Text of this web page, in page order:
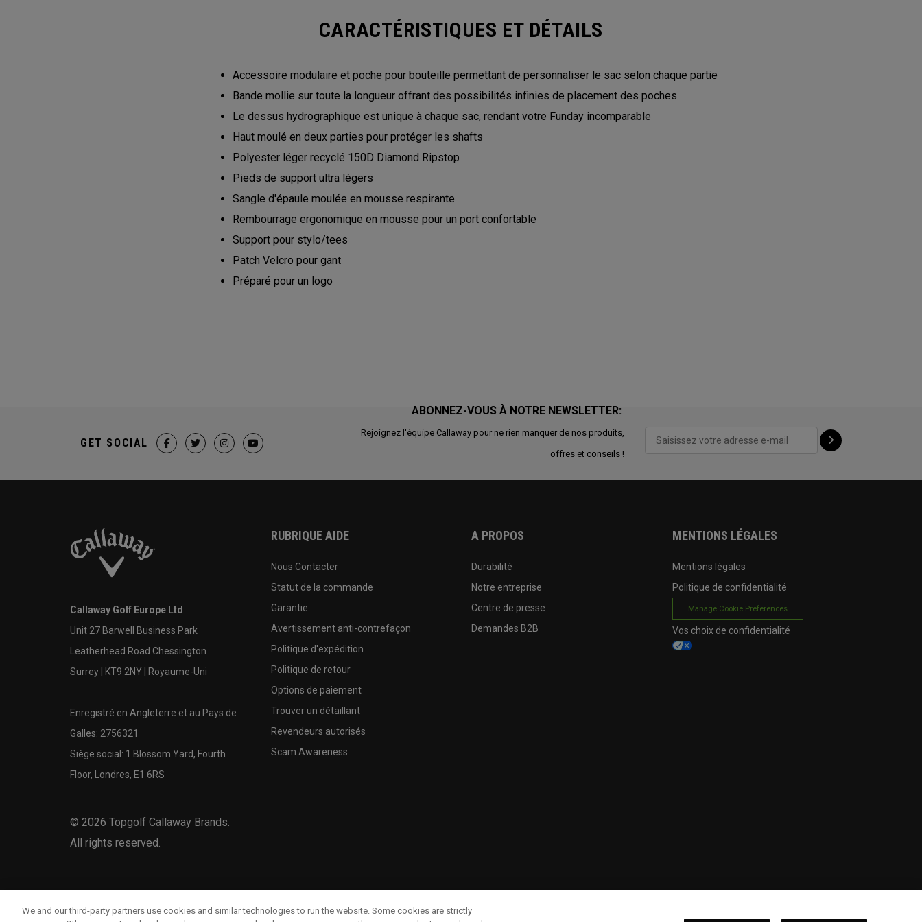
CARACTÉRISTIQUES ET DÉTAILS
Accessoire modulaire et poche pour bouteille permettant de personnaliser le sac selon chaque partie
Bande mollie sur toute la longueur offrant des possibilités infinies de placement des poches
Le dessus hydrographique est unique à chaque sac, rendant votre Funday incomparable
Haut moulé en deux parties pour protéger les shafts
Polyester léger recyclé 150D Diamond Ripstop
Pieds de support ultra légers
Sangle d'épaule moulée en mousse respirante
Rembourrage ergonomique en mousse pour un port confortable
Support pour stylo/tees
Patch Velcro pour gant
Préparé pour un logo
ABONNEZ-VOUS À NOTRE NEWSLETTER:
Rejoignez l'équipe Callaway pour ne rien manquer de nos produits,
offres et conseils !
GET SOCIAL
Callaway Golf Europe Ltd
Unit 27 Barwell Business Park
Leatherhead Road Chessington
Surrey | KT9 2NY | Royaume-Uni
Enregistré en Angleterre et au Pays de
Galles: 2756321
Siège social: 1 Blossom Yard, Fourth
Floor, Londres, E1 6RS
© 2026 Topgolf Callaway Brands.
All rights reserved.
RUBRIQUE AIDE
Nous Contacter
Statut de la commande
Garantie
Avertissement anti-contrefaçon
Politique d'expédition
Politique de retour
Options de paiement
Trouver un détaillant
Revendeurs autorisés
Scam Awareness
A PROPOS
Durabilité
Notre entreprise
Centre de presse
Demandes B2B
MENTIONS LÉGALES
Mentions légales
Politique de confidentialité
Manage Cookie Preferences
Vos choix de confidentialité
We and our third-party partners use cookies and similar technologies to run the website. Some cookies are strictly